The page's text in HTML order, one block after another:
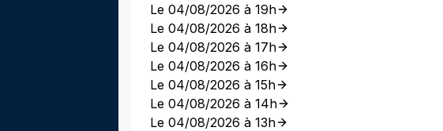
Le 04/08/2026 à 19h
Le 04/08/2026 à 18h
Le 04/08/2026 à 17h
Le 04/08/2026 à 16h
Le 04/08/2026 à 15h
Le 04/08/2026 à 14h
Le 04/08/2026 à 13h